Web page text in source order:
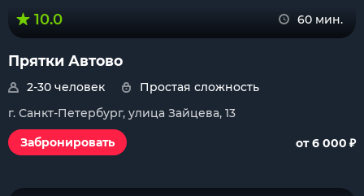
10.0 60 мин.
Прятки Автово
2-30 человек
Простая сложность
г. Санкт-Петербург, улица Зайцева, 13
Забронировать
от 6 000 ₽